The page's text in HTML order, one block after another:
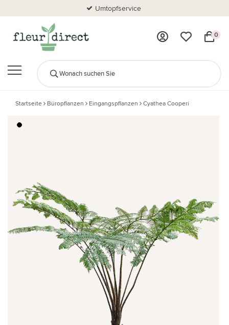
Umtopfservice
0
Startseite Büropflanzen Eingangspflanzen Cyathea Cooperi